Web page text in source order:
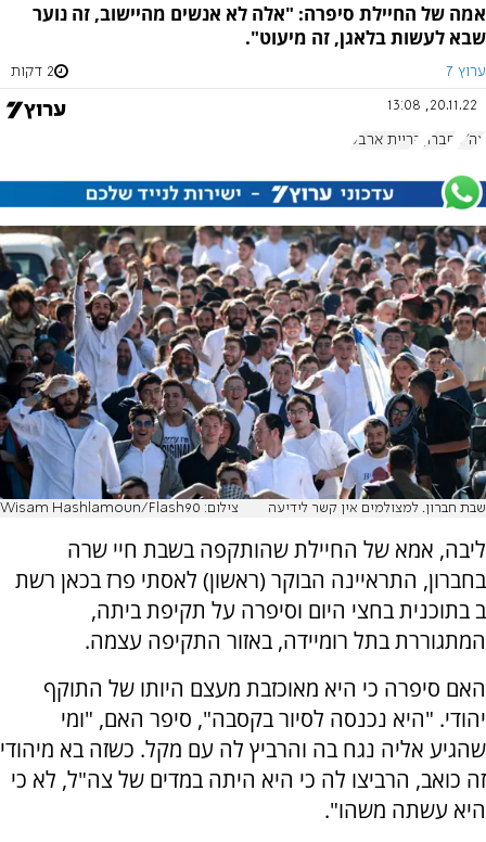
אמה של החיילת סיפרה: "אלה לא אנשים מהיישוב, זה נוער
שבא לעשות בלאגן, זה מיעוט".
ערוץ 7 2 דקות
20.11.22, 13:08
צה"ל חברון קריית ארבע
שבת חברון. למצולמים אין קשר לידיעה צילום: Wisam Hashlamoun/Flash90
ליבה, אמא של החיילת שהותקפה בשבת חיי שרה
בחברון, התראיינה הבוקר (ראשון) לאסתי פרז בכאן רשת
ב בתוכנית בחצי היום וסיפרה על תקיפת ביתה,
המתגוררת בתל רומיידה, באזור התקיפה עצמה.
האם סיפרה כי היא מאוכזבת מעצם היותו של התוקף
יהודי. "היא נכנסה לסיור בקסבה", סיפר האם, "ומי
שהגיע אליה נגח בה והרביץ לה עם מקל. כשזה בא מיהודי
זה כואב, הרביצו לה כי היא היתה במדים של צה"ל, לא כי
היא עשתה משהו".